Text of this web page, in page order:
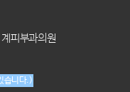
피부과의원
습니다.)